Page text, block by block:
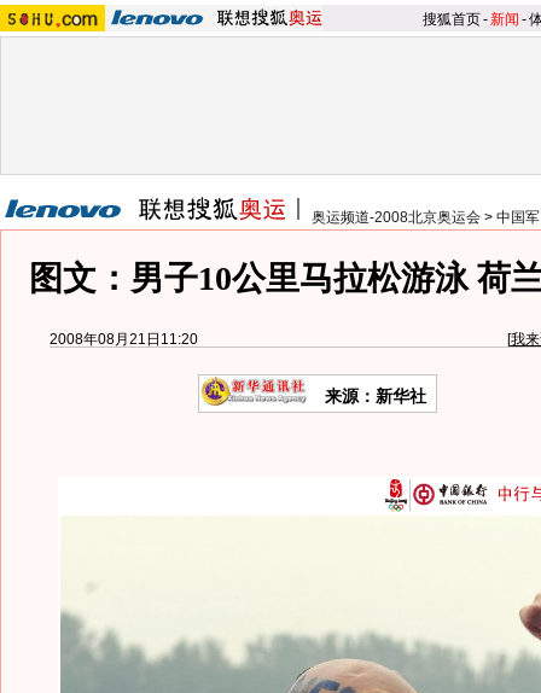
搜狐首页-新闻 -
奥运频道-2008北京奥运会 > 中国
图文：男子10公里马拉松游泳 荷
2008年08月21日11:20 [我
来源：新华社